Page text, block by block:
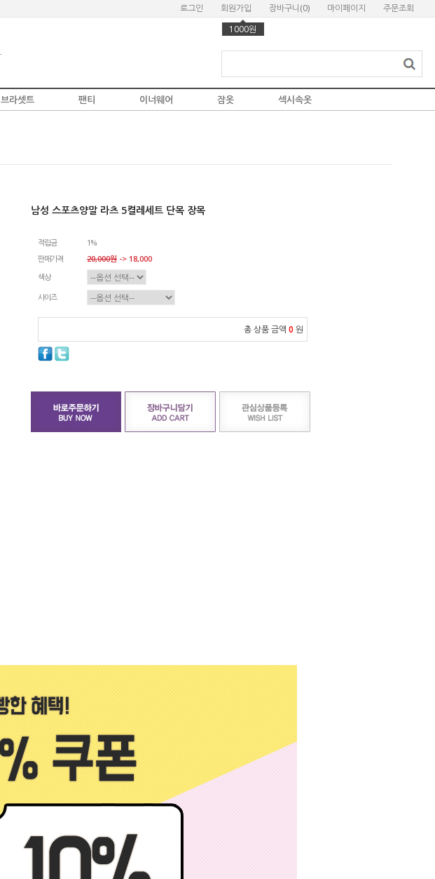
로그인
회원가입
1000원
장바구니(0) 마이페이지 주문조회
브라셋트 팬티 이너웨어 잠옷 섹시속옷
남성 스포츠양말 라츠 5켤레세트 단목 장목
적립금
1%
판매가격
20,000원 -> 18,000
색상
사이즈
총 상품 금액 0 원